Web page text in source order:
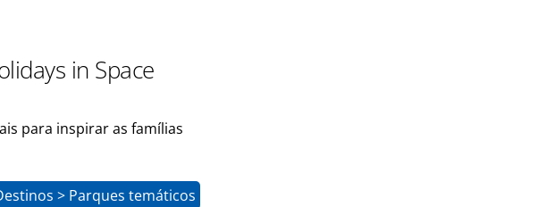
in Space
para inspirar as famílias
> Parques temáticos